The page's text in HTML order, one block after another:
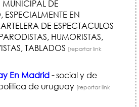
DE
EN
DE ESPECTACULOS
HUMORISTAS,
TABLADOS [reportar link
En Madrid-social y de
de uruguay [reportar link